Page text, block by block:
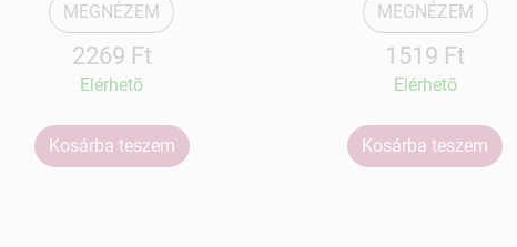
MEGNÉZEM
2269 Ft
Elérhetõ
Kosárba teszem
MEGNÉZEM
1519 Ft
Elérhetõ
Kosárba teszem